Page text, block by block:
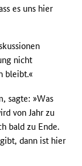
es uns hier
nicht
bleibt.«
sagte: »Was
von Jahr zu
bald zu Ende.
dann ist hier